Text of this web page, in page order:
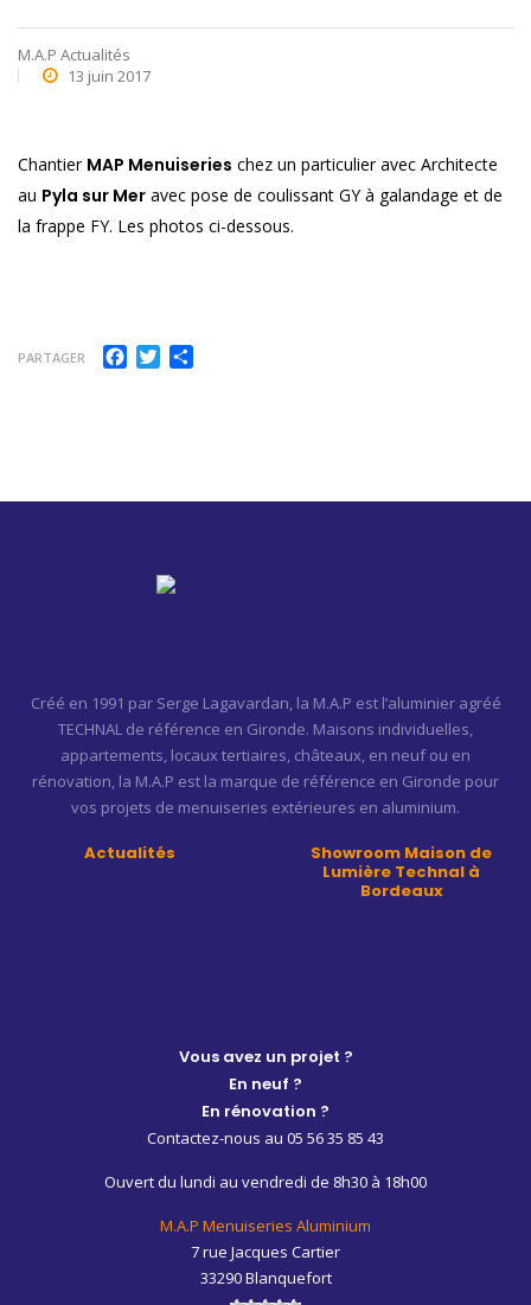
M.A.P Actualités
13 juin 2017
Chantier MAP Menuiseries chez un particulier avec Architecte
au Pyla sur Mer avec pose de coulissant GY à galandage et de
la frappe FY. Les photos ci-dessous.
PARTAGER Facebook
Twitter
Créé en 1991 par Serge Lagavardan, la M.A.P est l’aluminier agréé
TECHNAL de référence en Gironde. Maisons individuelles,
appartements, locaux tertiaires, châteaux, en neuf ou en
rénovation, la M.A.P est la marque de référence en Gironde pour
vos projets de menuiseries extérieures en aluminium.
Actualités
Showroom Maison de
Lumière Technal à
Bordeaux
Vous avez un projet ?
En neuf ?
En rénovation ?
Contactez-nous au 05 56 35 85 43
Ouvert du lundi au vendredi de 8h30 à 18h00
M.A.P Menuiseries Aluminium
7 rue Jacques Cartier
33290 Blanquefort